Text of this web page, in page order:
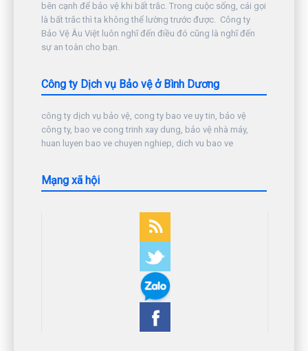
bên cạnh để bảo vệ khi bất trắc. Trong cuộc sống, cái gọi
là bất trắc thì ta không thể lường trước được. Công ty
Bảo Vệ Âu Việt luôn nghĩ đến điều đó cũng là nghĩ đến
sự an toàn cho bạn.
Công ty Dịch vụ Bảo vệ ở Bình Dương
công ty dịch vụ bảo vệ, cong ty bao ve uy tin, bảo vệ
công ty, bao ve cong trinh xay dung, bảo vệ nhà máy,
huan luyen bao ve chuyen nghiep, dich vu bao ve
Mạng xã hội